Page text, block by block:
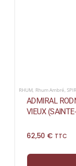
RHUM Rhum Ambré ,
ADMIRAL
VIEUX
62,50 € TTC